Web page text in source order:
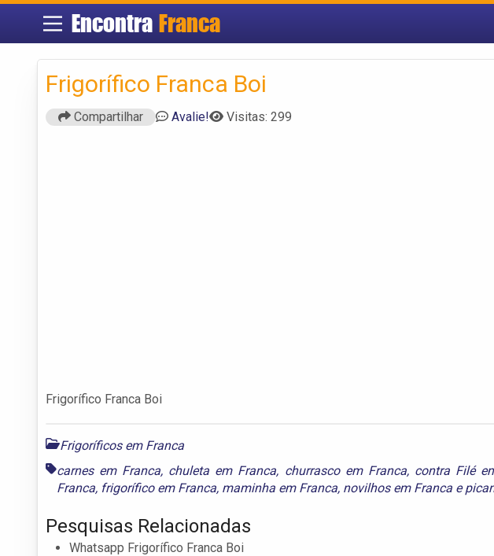
Encontra Franca
Frigorífico Franca Boi
Compartilhar Avalie! Visitas: 299
Frigorífico Franca Boi
Frigoríficos em Franca
carnes em Franca, chuleta em Franca, churrasco em Franca, contra Filé
Franca, frigorífico em Franca, maminha em Franca, novilhos em Franca e
Pesquisas Relacionadas
Whatsapp Frigorífico Franca Boi